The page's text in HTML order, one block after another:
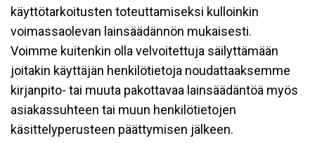
käyttötarkoitusten toteuttamiseksi kulloinkin
voimassaolevan lainsäädännön mukaisesti.
Voimme kuitenkin olla velvoitettuja säilyttämään
joitakin käyttäjän henkilötietoja noudattaaksemme
kirjanpito- tai muuta pakottavaa lainsäädäntöä myös
asiakassuhteen tai muun henkilötietojen
käsittelyperusteen päättymisen jälkeen.